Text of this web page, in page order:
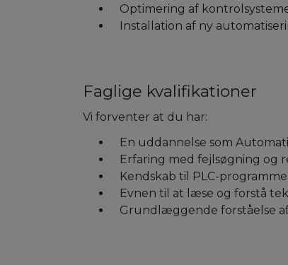
Optimering af
Installation af ny
Faglige kvalifikationer
Vi forventer at du har:
En uddannelse som
Erfaring med fejlsøgning og
Kendskab til PLC-
Evnen til at læse og forstå
Grundlæggende forståelse